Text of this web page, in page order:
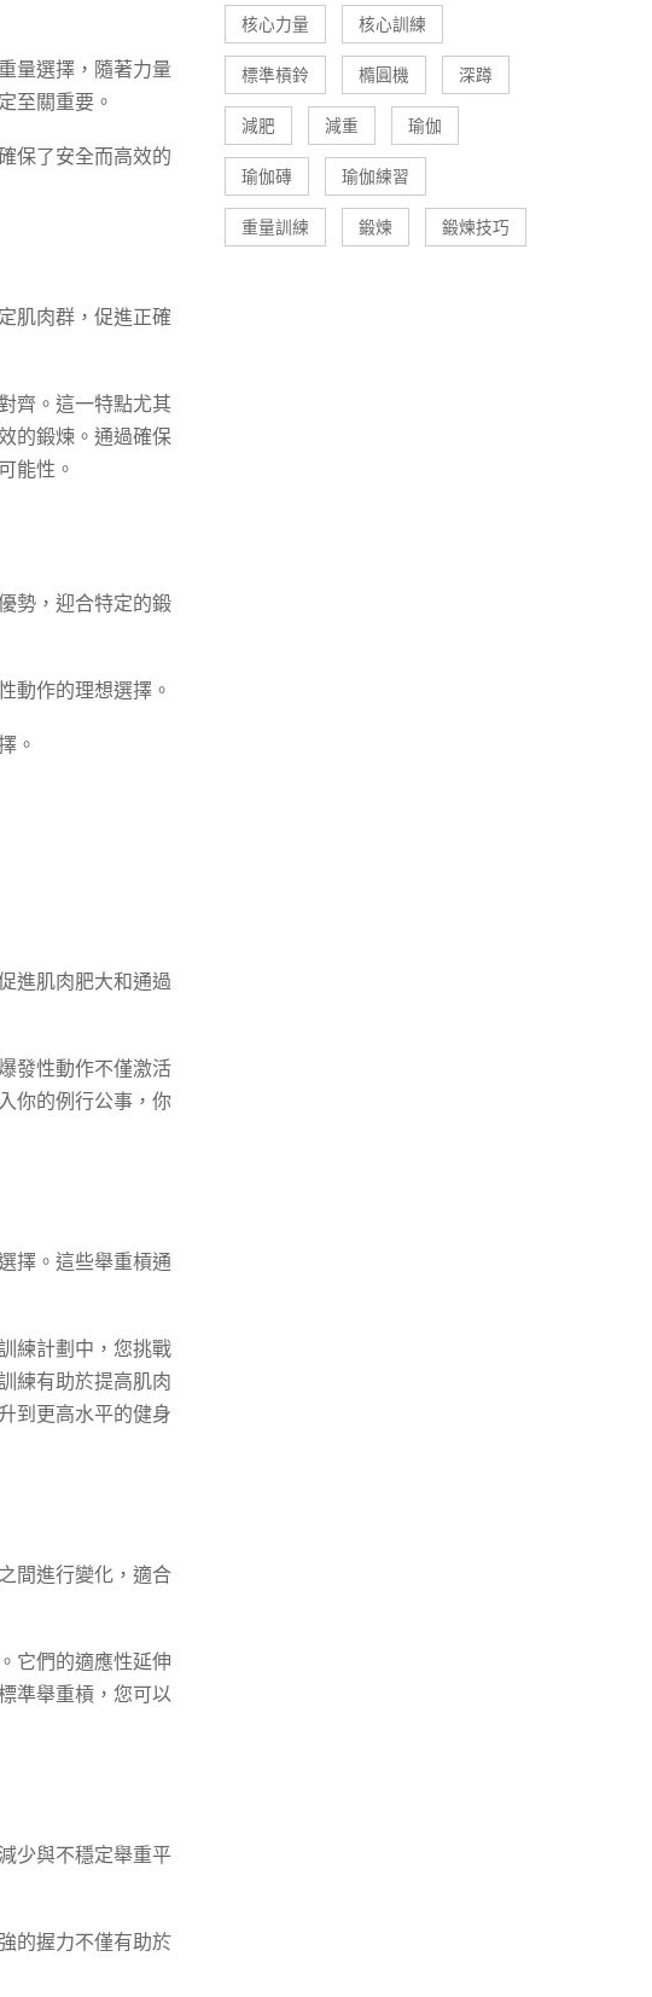
量選擇，隨著力量
至關重要。
保了安全而高效的
肌肉群，促進正確
齊。這一特點尤其
的鍛煉。通過確保
能性。
勢，迎合特定的鍛
動作的理想選擇。
。
進肌肉肥大和通過
發性動作不僅激活
你的例行公事，你
擇。這些舉重槓通
練計劃中，您挑戰
練有助於提高肌肉
到更高水平的健身
間進行變化，適合
它們的適應性延伸
準舉重槓，您可以
少與不穩定舉重平
的握力不僅有助於
核心力量 核心訓練
標準槓鈴 橢圓機 深蹲
減肥 減重 瑜伽
瑜伽磚 瑜伽練習
重量訓練 鍛煉 鍛煉技巧